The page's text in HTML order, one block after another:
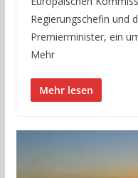
Regierungschefin und
Premierminister, ein
Mehr
Mehr lesen